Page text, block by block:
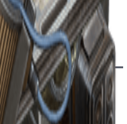
alırsınız -100 daha az Yağmacı